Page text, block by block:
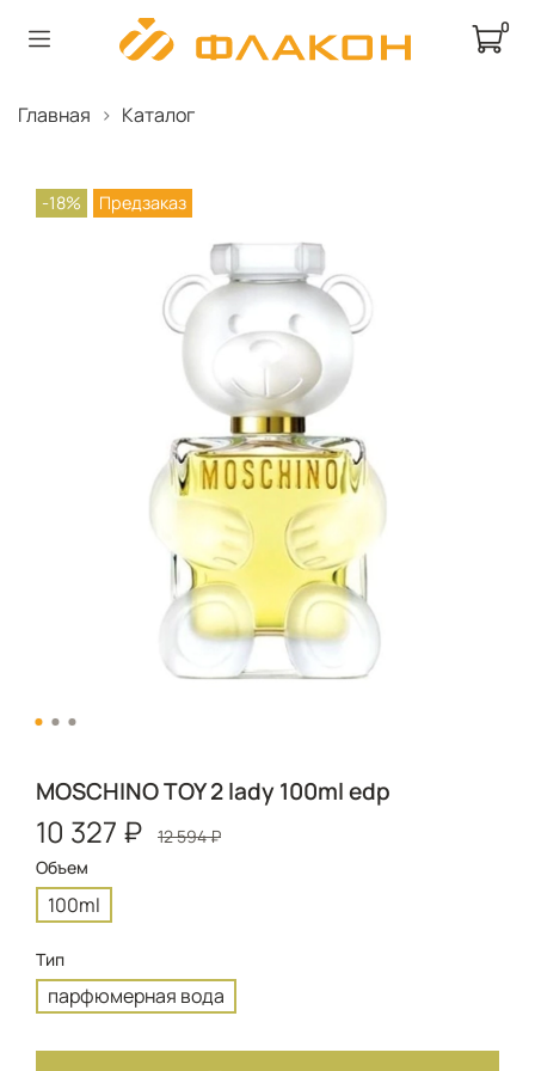
0
Главная Каталог
-18% Предзаказ
MOSCHINO TOY 2 lady 100ml edp
10 327 ₽
12 594 ₽
Объем
100ml
Тип
парфюмерная вода